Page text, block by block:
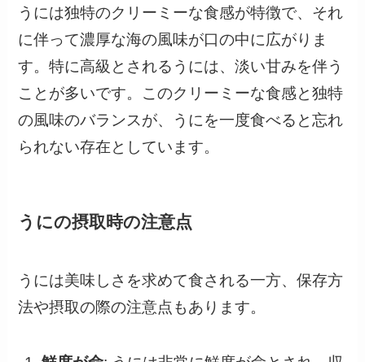
うには独特のクリーミーな食感が特徴で、それ
に伴って濃厚な海の風味が口の中に広がりま
す。特に高級とされるうには、淡い甘みを伴う
ことが多いです。このクリーミーな食感と独特
の風味のバランスが、うにを一度食べると忘れ
られない存在としています。
うにの摂取時の注意点
うには美味しさを求めて食される一方、保存方
法や摂取の際の注意点もあります。